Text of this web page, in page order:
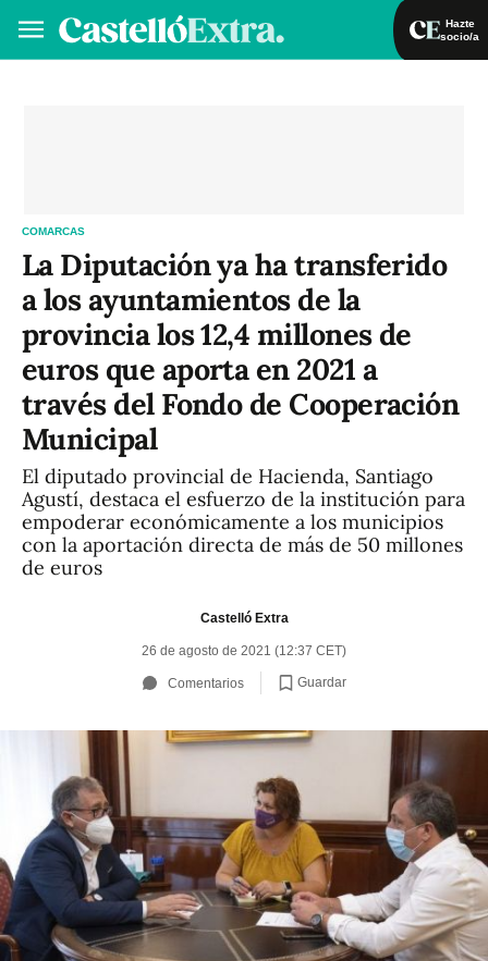
Hazte
socio/a
COMARCAS
La Diputación ya ha transferido
a los ayuntamientos de la
provincia los 12,4 millones de
euros que aporta en 2021 a
través del Fondo de Cooperación
Municipal
El diputado provincial de Hacienda, Santiago
Agustí, destaca el esfuerzo de la institución para
empoderar económicamente a los municipios
con la aportación directa de más de 50 millones
de euros
Castelló Extra
26 de agosto de 2021 (12:37 CET)
Comentarios Guardar